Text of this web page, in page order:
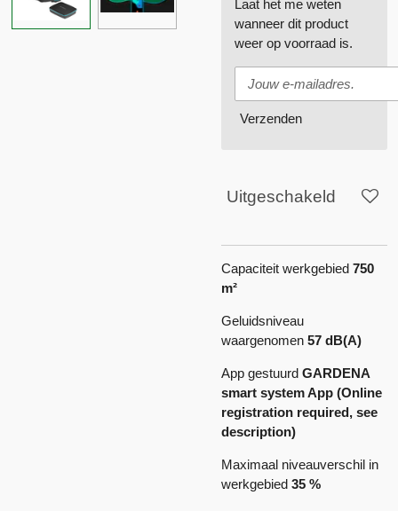
Laat het me weten
wanneer dit product
weer op voorraad is.
Verzenden
Uitgeschakeld
Capaciteit werkgebied 750
m²
Geluidsniveau
waargenomen 57 dB(A)
App gestuurd GARDENA
smart system App (Online
registration required, see
description)
Maximaal niveauverschil in
werkgebied 35 %